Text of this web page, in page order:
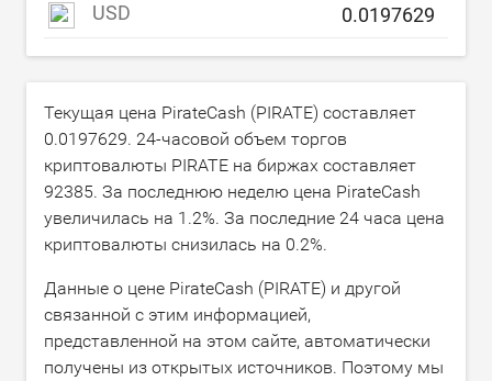
USD
Текущая цена PirateCash (PIRATE) составляет
0.0197629. 24-часовой объем торгов
криптовалюты PIRATE на биржах составляет
92385. За последнюю неделю цена PirateCash
увеличилась на 1.2%. За последние 24 часа цена
криптовалюты снизилась на 0.2%.
Данные о цене PirateCash (PIRATE) и другой
связанной с этим информацией,
представленной на этом сайте, автоматически
получены из открытых источников. Поэтому мы